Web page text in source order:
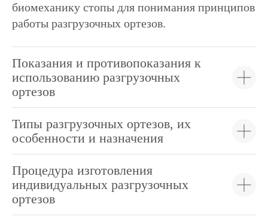
биомеханику стопы для понимания принципов
работы разгрузочных ортезов.
Показания и противопоказания к
использованию разгрузочных
ортезов
Типы разгрузочных ортезов, их
особенности и назначения
Процедура изготовления
индивидуальных разгрузочных
ортезов